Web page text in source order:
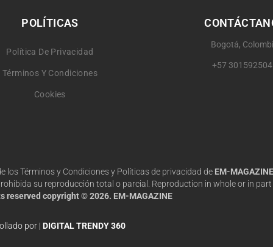
POLÍTICAS
Política De Privacidad
Términos Y Condiciones
Cookies
Bogotá,
+57
los Términos y Condiciones y Políticas de privacidad de EM-MAGAZINE
su reproducción total o parcial. Reproduction in whole or in part
reserved copyright © 2026. EM-MAGAZINE
por | DIGITAL TRENDY 360